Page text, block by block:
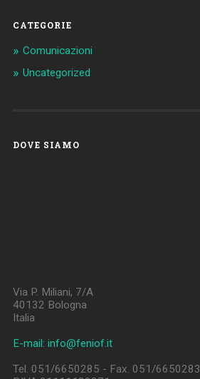
CATEGORIE
Comunicazioni
Uncategorized
DOVE SIAMO
Via P. Miliani, 7/A
40132 Bologna
Italia
E-mail: info@feniof.it
Tel. 051/6650285 - Fax. 051/6650283